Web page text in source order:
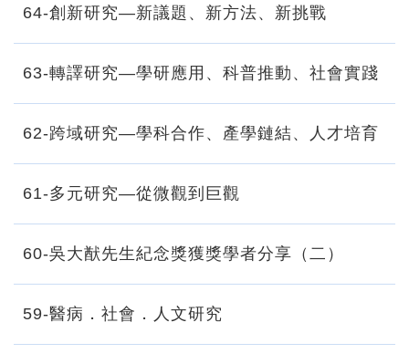
64-創新研究—新議題、新方法、新挑戰
63-轉譯研究—學研應用、科普推動、社會實踐
62-跨域研究—學科合作、產學鏈結、人才培育
61-多元研究—從微觀到巨觀
60-吳大猷先生紀念獎獲獎學者分享（二）
59-醫病．社會．人文研究